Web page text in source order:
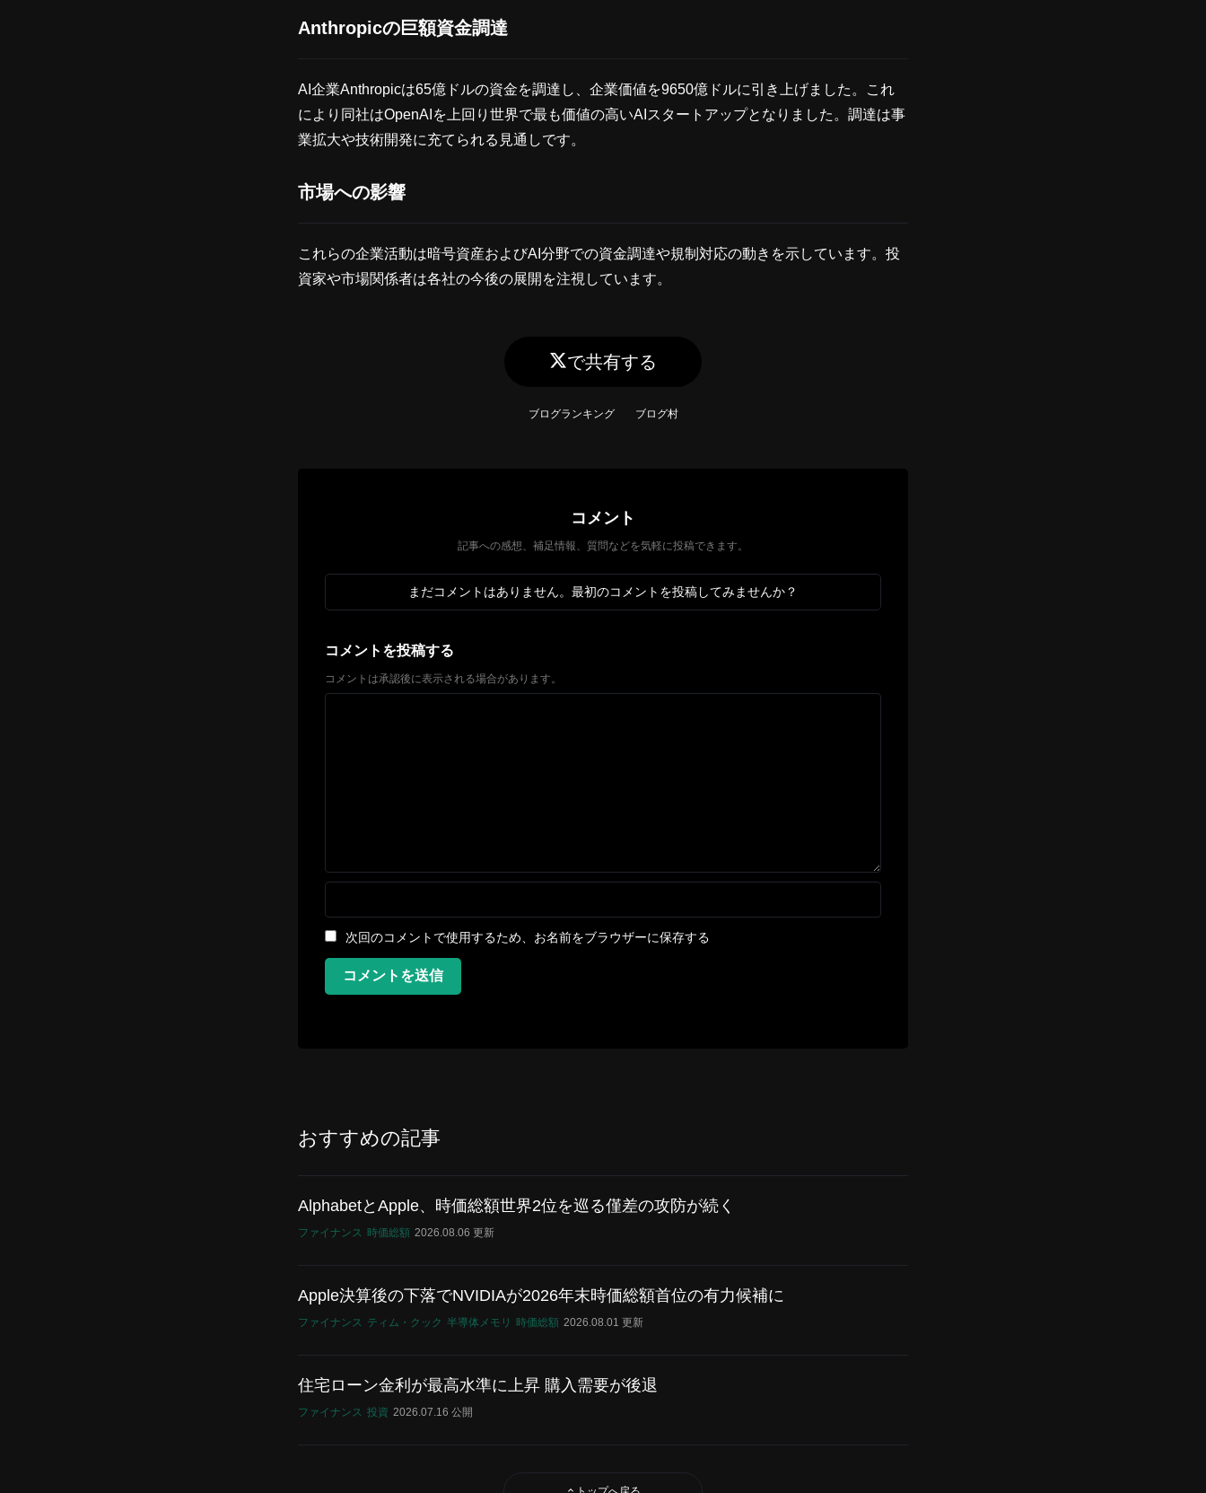
Anthropicの巨額資金調達
AI企業Anthropicは65億ドルの資金を調達し、企業価値を9650億ドルに引き上げました。これ
により同社はOpenAIを上回り世界で最も価値の高いAIスタートアップとなりました。調達は事
業拡大や技術開発に充てられる見通しです。
市場への影響
これらの企業活動は暗号資産およびAI分野での資金調達や規制対応の動きを示しています。投
資家や市場関係者は各社の今後の展開を注視しています。
で共有する
ブログランキング ブログ村
コメント
記事への感想、補足情報、質問などを気軽に投稿できます。
まだコメントはありません。最初のコメントを投稿してみませんか？
コメントを投稿する
コメントは承認後に表示される場合があります。
次回のコメントで使用するため、お名前をブラウザーに保存する
コメントを送信
おすすめの記事
AlphabetとApple、時価総額世界2位を巡る僅差の攻防が続く
ファイナンス 時価総額 2026.08.06 更新
Apple決算後の下落でNVIDIAが2026年末時価総額首位の有力候補に
ファイナンス ティム・クック 半導体メモリ 時価総額 2026.08.01 更新
住宅ローン金利が最高水準に上昇 購入需要が後退
ファイナンス 投資 2026.07.16 公開